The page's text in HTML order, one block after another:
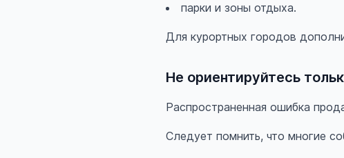
парки и зоны отдыха.
Для курортных городов
Не ориентируйтесь
Распространенная ошибка
Следует помнить, что многие